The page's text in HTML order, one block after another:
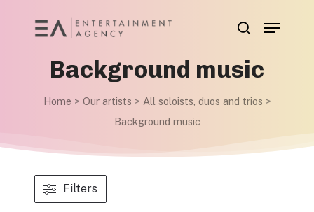
Menu
Background music
Home > Our artists > All soloists, duos and trios >
Background music
Filters